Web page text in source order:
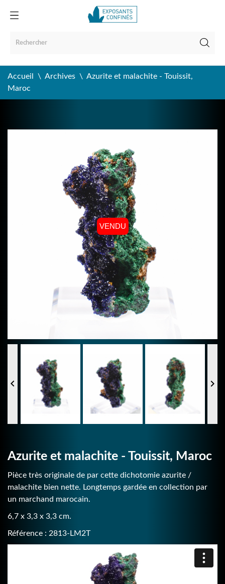
Accueil Archives
Azurite et malachite - Touissit,
Maroc
VENDU
 
Azurite et malachite - Touissit, Maroc
Pièce très originale de par cette dichotomie azurite /
malachite bien nette. Longtemps gardée en collection par
un marchand marocain.
6,7 x 3,3 x 3,3 cm.
Référence : 2813-LM2T